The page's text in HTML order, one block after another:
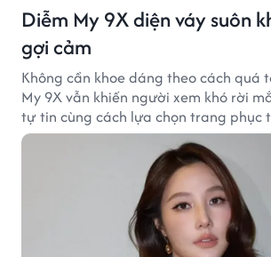
Diễm My 9X diện váy suôn
gợi cảm
Không cần khoe dáng theo cách quá
My 9X vẫn khiến người xem khó rời
tự tin cùng cách lựa chọn trang phục